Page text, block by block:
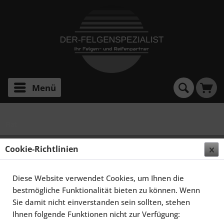
Menü
Filtern
Cookie-Richtlinien
Diese Website verwendet Cookies, um Ihnen die
bestmögliche Funktionalität bieten zu können. Wenn
Sie damit nicht einverstanden sein sollten, stehen
Ihnen folgende Funktionen nicht zur Verfügung: